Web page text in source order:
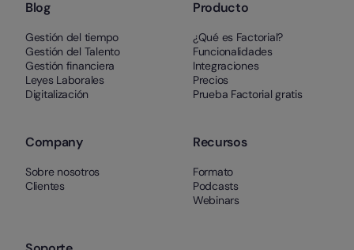
Blog
Gestión del tiempo
Gestión del Talento
Gestión financiera
Leyes Laborales
Digitalización
Producto
¿Qué es Factorial?
Funcionalidades
Integraciones
Precios
Prueba Factorial gratis
Company
Sobre nosotros
Clientes
Recursos
Formato
Podcasts
Webinars